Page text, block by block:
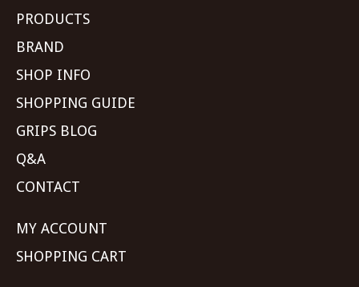
PRODUCTS
BRAND
SHOP INFO
SHOPPING GUIDE
GRIPS BLOG
Q&A
CONTACT
MY ACCOUNT
SHOPPING CART